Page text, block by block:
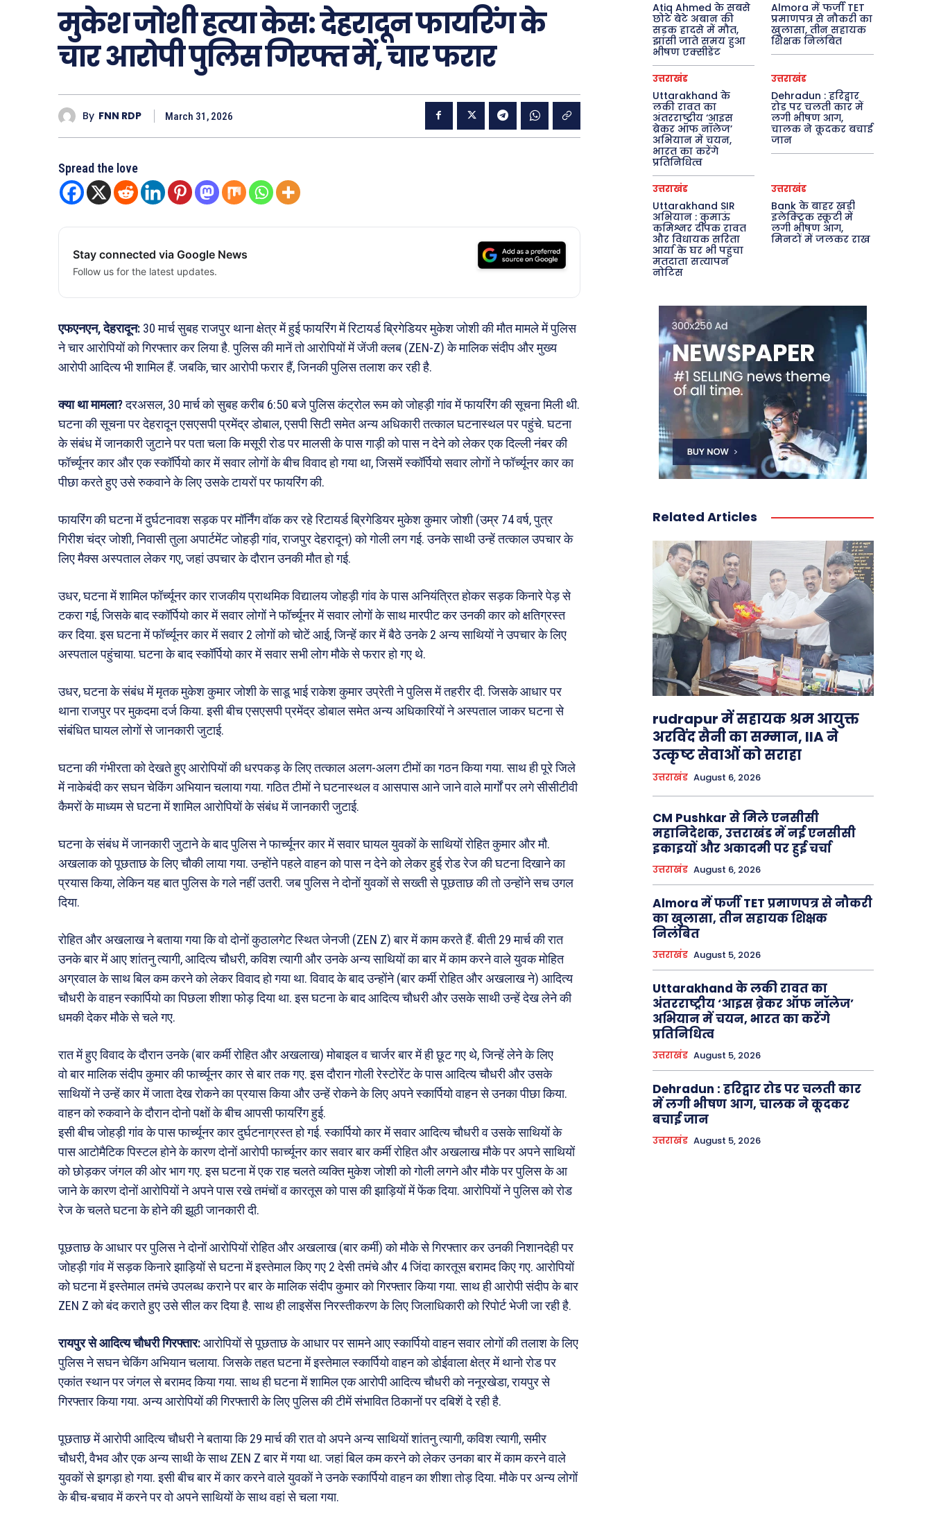
मुकेश जोशी हत्या केस: देहरादून फायरिंग के
चार आरोपी पुलिस गिरफ्त में, चार फरार
By FNN RDP March 31, 2026
Spread the love
Stay connected via Google News
Follow us for the latest updates.
एफएनएन, देहरादून: 30 मार्च सुबह राजपुर थाना क्षेत्र में हुई फायरिंग में रिटायर्ड ब्रिगेडियर मुकेश जोशी की मौत मामले में पुलिस
ने चार आरोपियों को गिरफ्तार कर लिया है. पुलिस की मानें तो आरोपियों में जेंजी क्लब (ZEN-Z) के मालिक संदीप और मुख्य
आरोपी आदित्य भी शामिल हैं. जबकि, चार आरोपी फरार हैं, जिनकी पुलिस तलाश कर रही है.
क्या था मामला?दरअसल, 30 मार्च को सुबह करीब 6:50 बजे पुलिस कंट्रोल रूम को जोहड़ी गांव में फायरिंग की सूचना मिली थी.
घटना की सूचना पर देहरादून एसएसपी प्रमेंद्र डोबाल, एसपी सिटी समेत अन्य अधिकारी तत्काल घटनास्थल पर पहुंचे. घटना
के संबंध में जानकारी जुटाने पर पता चला कि मसूरी रोड पर मालसी के पास गाड़ी को पास न देने को लेकर एक दिल्ली नंबर की
फॉर्च्यूनर कार और एक स्कॉर्पियो कार में सवार लोगों के बीच विवाद हो गया था, जिसमें स्कॉर्पियो सवार लोगों ने फॉर्च्यूनर कार का
पीछा करते हुए उसे रुकवाने के लिए उसके टायरों पर फायरिंग की.
फायरिंग की घटना में दुर्घटनावश सड़क पर मॉर्निंग वॉक कर रहे रिटायर्ड ब्रिगेडियर मुकेश कुमार जोशी (उम्र 74 वर्ष, पुत्र
गिरीश चंद्र जोशी, निवासी तुला अपार्टमेंट जोहड़ी गांव, राजपुर देहरादून) को गोली लग गई. उनके साथी उन्हें तत्काल उपचार के
लिए मैक्स अस्पताल लेकर गए, जहां उपचार के दौरान उनकी मौत हो गई.
उधर, घटना में शामिल फॉर्च्यूनर कार राजकीय प्राथमिक विद्यालय जोहड़ी गांव के पास अनियंत्रित होकर सड़क किनारे पेड़ से
टकरा गई, जिसके बाद स्कॉर्पियो कार में सवार लोगों ने फॉर्च्यूनर में सवार लोगों के साथ मारपीट कर उनकी कार को क्षतिग्रस्त
कर दिया. इस घटना में फॉर्च्यूनर कार में सवार 2 लोगों को चोटें आई, जिन्हें कार में बैठे उनके 2 अन्य साथियों ने उपचार के लिए
अस्पताल पहुंचाया. घटना के बाद स्कॉर्पियो कार में सवार सभी लोग मौके से फरार हो गए थे.
उधर, घटना के संबंध में मृतक मुकेश कुमार जोशी के साडू भाई राकेश कुमार उप्रेती ने पुलिस में तहरीर दी. जिसके आधार पर
थाना राजपुर पर मुकदमा दर्ज किया. इसी बीच एसएसपी प्रमेंद्र डोबाल समेत अन्य अधिकारियों ने अस्पताल जाकर घटना से
संबंधित घायल लोगों से जानकारी जुटाई.
घटना की गंभीरता को देखते हुए आरोपियों की धरपकड़ के लिए तत्काल अलग-अलग टीमों का गठन किया गया. साथ ही पूरे जिले
में नाकेबंदी कर सघन चेकिंग अभियान चलाया गया. गठित टीमों ने घटनास्थल व आसपास आने जाने वाले मार्गों पर लगे सीसीटीवी
कैमरों के माध्यम से घटना में शामिल आरोपियों के संबंध में जानकारी जुटाई.
घटना के संबंध में जानकारी जुटाने के बाद पुलिस ने फार्च्यूनर कार में सवार घायल युवकों के साथियों रोहित कुमार और मौ.
अखलाक को पूछताछ के लिए चौकी लाया गया. उन्होंने पहले वाहन को पास न देने को लेकर हुई रोड रेज की घटना दिखाने का
प्रयास किया, लेकिन यह बात पुलिस के गले नहीं उतरी. जब पुलिस ने दोनों युवकों से सख्ती से पूछताछ की तो उन्होंने सच उगल
दिया.
रोहित और अखलाख ने बताया गया कि वो दोनों कुठालगेट स्थित जेनजी (ZEN Z) बार में काम करते हैं. बीती 29 मार्च की रात
उनके बार में आए शांतनु त्यागी, आदित्य चौधरी, कविश त्यागी और उनके अन्य साथियों का बार में काम करने वाले युवक मोहित
अग्रवाल के साथ बिल कम करने को लेकर विवाद हो गया था. विवाद के बाद उन्होंने (बार कर्मी रोहित और अखलाख ने) आदित्य
चौधरी के वाहन स्कार्पियो का पिछला शीशा फोड़ दिया था. इस घटना के बाद आदित्य चौधरी और उसके साथी उन्हें देख लेने की
धमकी देकर मौके से चले गए.
रात में हुए विवाद के दौरान उनके (बार कर्मी रोहित और अखलाख) मोबाइल व चार्जर बार में ही छूट गए थे, जिन्हें लेने के लिए
वो बार मालिक संदीप कुमार की फार्च्यूनर कार से बार तक गए. इस दौरान गोली रेस्टोरेंट के पास आदित्य चौधरी और उसके
साथियों ने उन्हें कार में जाता देख रोकने का प्रयास किया और उन्हें रोकने के लिए अपने स्कार्पियो वाहन से उनका पीछा किया.
वाहन को रुकवाने के दौरान दोनो पक्षों के बीच आपसी फायरिंग हुई.
इसी बीच जोहड़ी गांव के पास फार्च्यूनर कार दुर्घटनाग्रस्त हो गई. स्कार्पियो कार में सवार आदित्य चौधरी व उसके साथियों के
पास आटोमैटिक पिस्टल होने के कारण दोनों आरोपी फार्च्यूनर कार सवार बार कर्मी रोहित और अखलाख मौके पर अपने साथियों
को छोड़कर जंगल की ओर भाग गए. इस घटना में एक राह चलते व्यक्ति मुकेश जोशी को गोली लगने और मौके पर पुलिस के आ
जाने के कारण दोनों आरोपियों ने अपने पास रखे तमंचों व कारतूस को पास की झाड़ियों में फेंक दिया. आरोपियों ने पुलिस को रोड
रेज के चलते घटना के होने की झूठी जानकारी दी.
पूछताछ के आधार पर पुलिस ने दोनों आरोपियों रोहित और अखलाख (बार कर्मी) को मौके से गिरफ्तार कर उनकी निशानदेही पर
जोहड़ी गांव में सड़क किनारे झाड़ियों से घटना में इस्तेमाल किए गए 2 देसी तमंचे और 4 जिंदा कारतूस बरामद किए गए. आरोपियों
को घटना में इस्तेमाल तमंचे उपलब्ध कराने पर बार के मालिक संदीप कुमार को गिरफ्तार किया गया. साथ ही आरोपी संदीप के बार
ZEN Z को बंद कराते हुए उसे सील कर दिया है. साथ ही लाइसेंस निरस्तीकरण के लिए जिलाधिकारी को रिपोर्ट भेजी जा रही है.
रायपुर से आदित्य चौधरी गिरफ्तार:आरोपियों से पूछताछ के आधार पर सामने आए स्कार्पियो वाहन सवार लोगों की तलाश के लिए
पुलिस ने सघन चेकिंग अभियान चलाया. जिसके तहत घटना में इस्तेमाल स्कार्पियो वाहन को डोईवाला क्षेत्र में थानो रोड पर
एकांत स्थान पर जंगल से बरामद किया गया. साथ ही घटना में शामिल एक आरोपी आदित्य चौधरी को ननूरखेडा, रायपुर से
गिरफ्तार किया गया. अन्य आरोपियों की गिरफ्तारी के लिए पुलिस की टीमें संभावित ठिकानों पर दबिशें दे रही है.
पूछताछ में आरोपी आदित्य चौधरी ने बताया कि 29 मार्च की रात वो अपने अन्य साथियों शांतनु त्यागी, कविश त्यागी, समीर
चौधरी, वैभव और एक अन्य साथी के साथ ZEN Z बार में गया था. जहां बिल कम करने को लेकर उनका बार में काम करने वाले
युवकों से झगड़ा हो गया. इसी बीच बार में कार करने वाले युवकों ने उनके स्कार्पियो वाहन का शीशा तोड़ दिया. मौके पर अन्य लोगों
के बीच-बचाव में करने पर वो अपने साथियों के साथ वहां से चला गया.
Atiq Ahmed के सबसे
छोटे बेटे अबान की
सड़क हादसे में मौत,
झांसी जाते समय हुआ
भीषण एक्सीडेंट
Almora में फर्जी TET
प्रमाणपत्र से नौकरी का
खुलासा, तीन सहायक
शिक्षक निलंबित
उत्तराखंड
Uttarakhand के
लकी रावत का
अंतरराष्ट्रीय ‘आइस
ब्रेकर ऑफ नॉलेज’
अभियान में चयन,
भारत का करेंगे
प्रतिनिधित्व
उत्तराखंड
Dehradun : हरिद्वार
रोड पर चलती कार में
लगी भीषण आग,
चालक ने कूदकर बचाई
जान
उत्तराखंड
Uttarakhand SIR
अभियान : कुमाऊं
कमिश्नर दीपक रावत
और विधायक सरिता
आर्या के घर भी पहुंचा
मतदाता सत्यापन
नोटिस
उत्तराखंड
Bank के बाहर खड़ी
इलेक्ट्रिक स्कूटी में
लगी भीषण आग,
मिनटों में जलकर राख
Related Articles
rudrapur में सहायक श्रम आयुक्त
अरविंद सैनी का सम्मान, IIA ने
उत्कृष्ट सेवाओं को सराहा
उत्तराखंड August 6, 2026
CM Pushkar से मिले एनसीसी
महानिदेशक, उत्तराखंड में नई एनसीसी
इकाइयों और अकादमी पर हुई चर्चा
उत्तराखंड August 6, 2026
Almora में फर्जी TET प्रमाणपत्र से नौकरी
का खुलासा, तीन सहायक शिक्षक
निलंबित
उत्तराखंड August 5, 2026
Uttarakhand के लकी रावत का
अंतरराष्ट्रीय ‘आइस ब्रेकर ऑफ नॉलेज’
अभियान में चयन, भारत का करेंगे
प्रतिनिधित्व
उत्तराखंड August 5, 2026
Dehradun : हरिद्वार रोड पर चलती कार
में लगी भीषण आग, चालक ने कूदकर
बचाई जान
उत्तराखंड August 5, 2026